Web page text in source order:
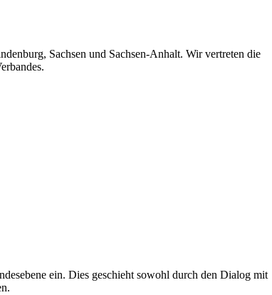
Sachsen und Sachsen-Anhalt. Wir vertreten die
ein. Dies geschieht sowohl durch den Dialog mit